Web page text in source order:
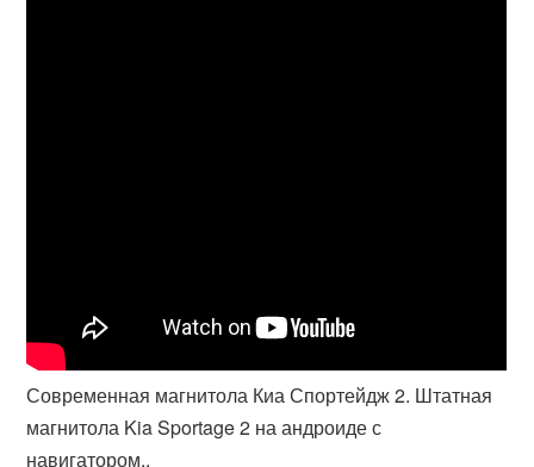
Современная магнитола Киа Спортейдж 2. Штатная
магнитола Kia Sportage 2 на андроиде с
навигатором..